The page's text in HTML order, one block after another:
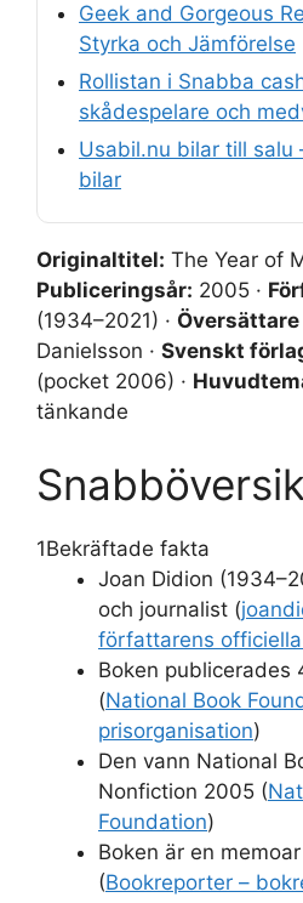
Geek and Gorgeous
Styrka och Jämförelse
Rollistan i Snabba
skådespelare och
Usabil.nu bilar till salu
bilar
Originaltitel: The Year of
Publiceringsår: 2005 ·
(1934–2021) ·
Danielsson · Svenskt
(pocket 2006) ·
tänkande
1Bekräftade fakta
Joan Didion
och journalist (
författarens
Boken publicerades
(National Book
prisorganisation)
Den vann National
Nonfiction 2005 (
Foundation)
Boken är en
(Bookreporter –